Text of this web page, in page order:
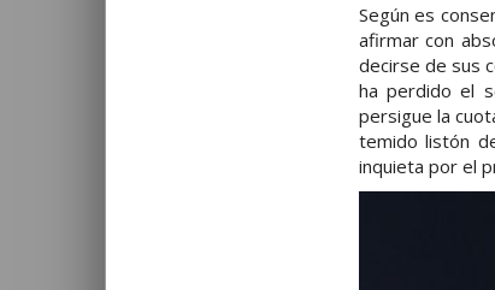
Según es
afirmar con
decirse de sus
ha perdido el
persigue la
temido listón
inquieta por el